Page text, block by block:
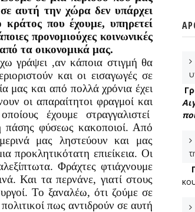
αυτή την χώρα δεν υπάρχει
που έχουμε, υπηρετεί
προνομιούχες κοινωνικές
τα οικονομικά μας.
γράψει ,αν κάποια στιγμή θα
και οι εισαγωγές σε
μας και από πολλά χρόνια έχει
οι απαραίτητοι φραγμοί και
έχουμε στραγγαλιστεί
πάσης φύσεως κακοποιοί. Από
μας ληστεύουν και μας
προκλητικότατη επιείκεια. Οι
Φράχτες φτιάχνουμε
Και τα περνάνε, γιατί στους
Το ξαναλέω, ότι ζούμε σε
πως αντιδρούν σε αυτή